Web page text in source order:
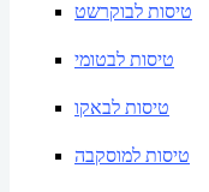
טיסות לבוקרשט
טיסות לבטומי
טיסות לבאקו
טיסות למוסקבה